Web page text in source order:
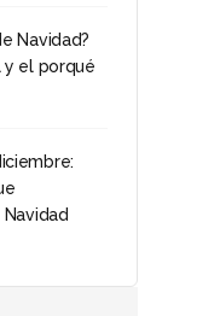
Navidad?
y el porqué